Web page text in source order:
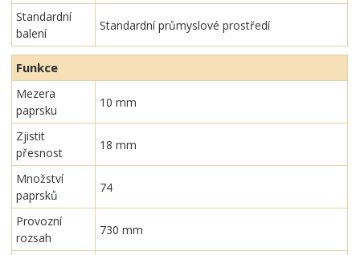
Standardní
balení
Standardní průmyslové prostředí
Funkce
Mezera
paprsku
10 mm
Zjistit
přesnost
18 mm
Množství
paprsků
74
Provozní
rozsah
730 mm